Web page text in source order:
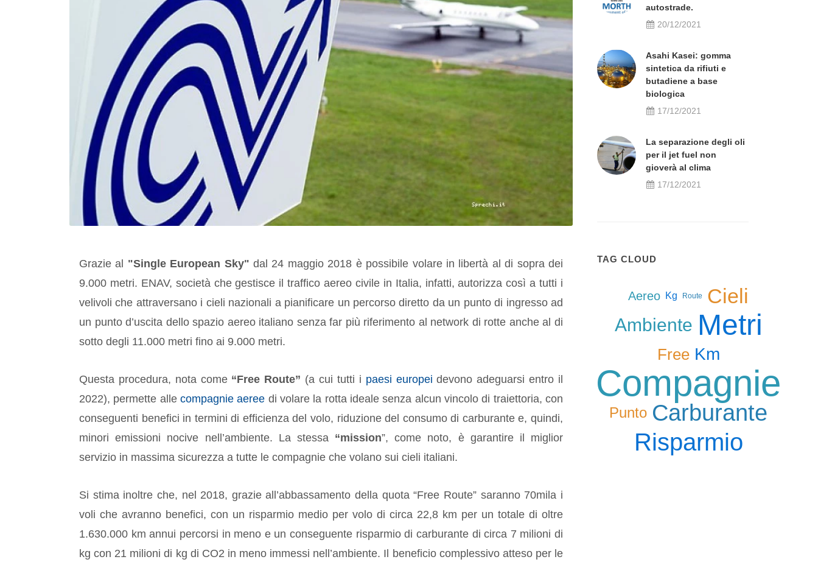
Grazie al "Single European Sky" dal 24 maggio 2018 è possibile volare in libertà al di sopra dei
9.000 metri. ENAV, società che gestisce il traffico aereo civile in Italia, infatti, autorizza così a tutti i
velivoli che attraversano i cieli nazionali a pianificare un percorso diretto da un punto di ingresso ad
un punto d’uscita dello spazio aereo italiano senza far più riferimento al network di rotte anche al di
sotto degli 11.000 metri fino ai 9.000 metri.
Questa procedura, nota come “Free Route” (a cui tutti i paesi europei devono adeguarsi entro il
2022), permette alle compagnie aeree di volare la rotta ideale senza alcun vincolo di traiettoria, con
conseguenti benefici in termini di efficienza del volo, riduzione del consumo di carburante e, quindi,
minori emissioni nocive nell’ambiente. La stessa “mission”, come noto, è garantire il miglior
servizio in massima sicurezza a tutte le compagnie che volano sui cieli italiani.
Si stima inoltre che, nel 2018, grazie all’abbassamento della quota “Free Route” saranno 70mila i
voli che avranno benefici, con un risparmio medio per volo di circa 22,8 km per un totale di oltre
1.630.000 km annui percorsi in meno e un conseguente risparmio di carburante di circa 7 milioni di
kg con 21 milioni di kg di CO2 in meno immessi nell’ambiente. Il beneficio complessivo atteso per le
autostrade.
20/12/2021
Asahi Kasei: gomma
sintetica da rifiuti e
butadiene a base
biologica
17/12/2021
La separazione degli oli
per il jet fuel non
gioverà al clima
17/12/2021
TAG CLOUD
Aereo Kg Route Cieli
Ambiente Metri
Free Km
Compagnie
Punto Carburante
Risparmio